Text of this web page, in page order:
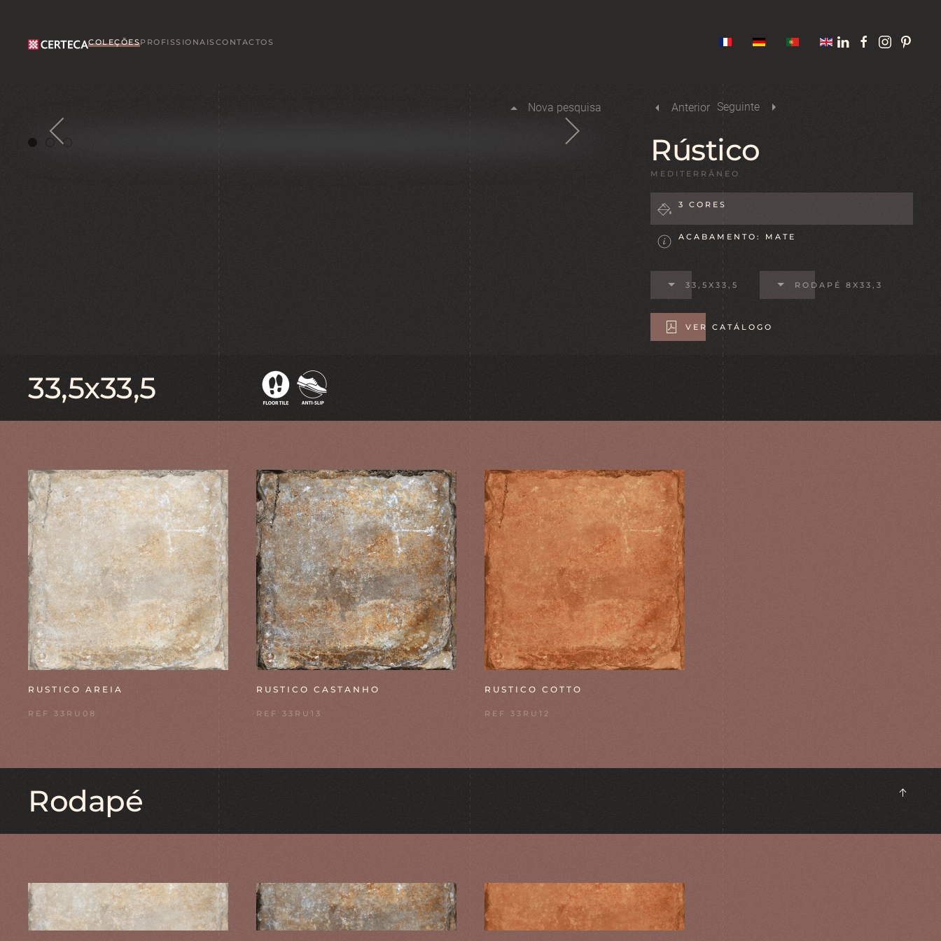
COLEÇÕESPROFISSIONAISCONTACTOS
Nova pesquisa Anterior Seguinte
Rústico
MEDITERRÂNEO
3 CORES
ACABAMENTO: MATE
33,5X33,5 RODAPÉ 8X33,3
VER CATÁLOGO
33,5x33,5
RUSTICO AREIA
REF 33RU08
RUSTICO CASTANHO
REF 33RU13
RUSTICO COTTO
REF 33RU12
Rodapé